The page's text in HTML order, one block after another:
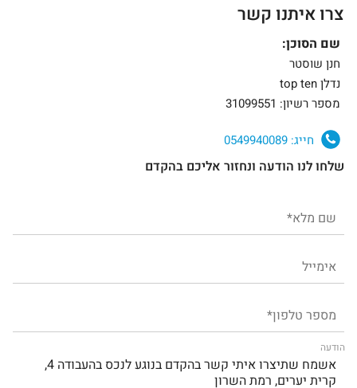
צרו איתנו קשר
שם הסוכן:
חנן שוסטר
נדלן top ten
מספר רשיון: 31099551
חייג:
שלחו לנו הודעה ונחזור אליכם בהקדם
הודעה